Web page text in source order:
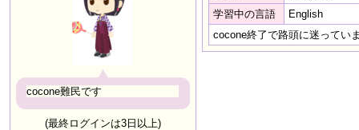
cocone難民です
(最終ログインは3日以上)
学習中の言語
English
cocone終了で路頭に迷ってい